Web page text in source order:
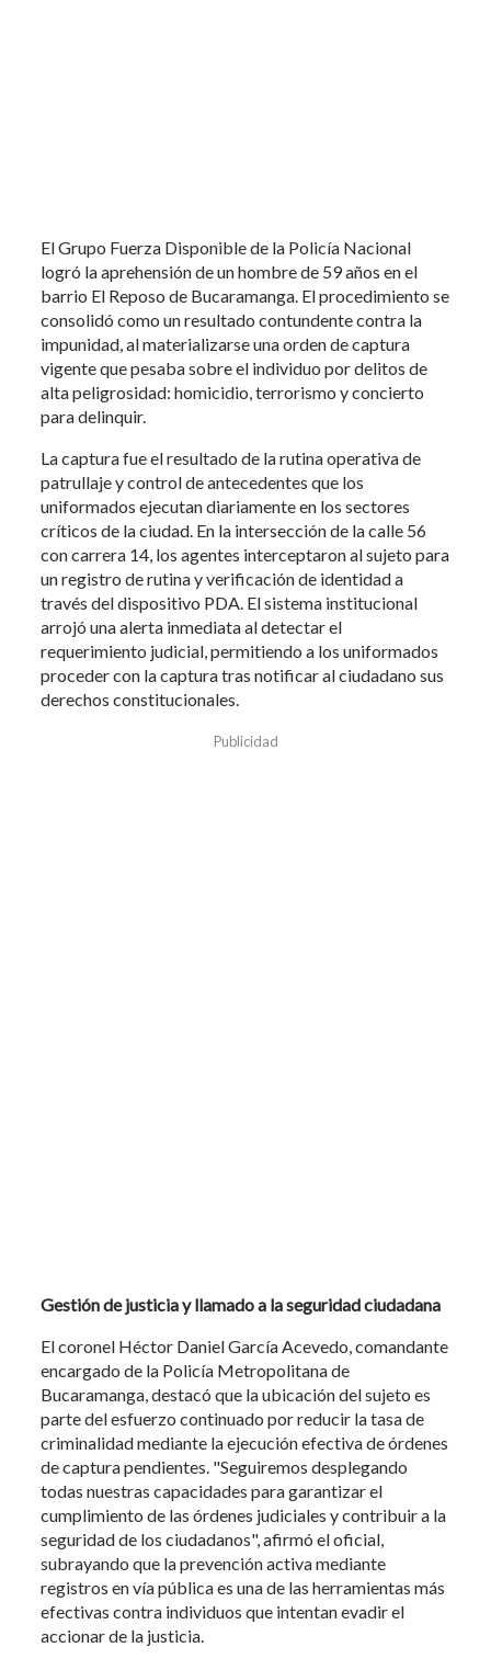
El Grupo Fuerza Disponible de la Policía Nacional
logró la aprehensión de un hombre de 59 años en el
barrio El Reposo de Bucaramanga. El procedimiento se
consolidó como un resultado contundente contra la
impunidad, al materializarse una orden de captura
vigente que pesaba sobre el individuo por delitos de
alta peligrosidad: homicidio, terrorismo y concierto
para delinquir.
La captura fue el resultado de la rutina operativa de
patrullaje y control de antecedentes que los
uniformados ejecutan diariamente en los sectores
críticos de la ciudad. En la intersección de la calle 56
con carrera 14, los agentes interceptaron al sujeto para
un registro de rutina y verificación de identidad a
través del dispositivo PDA. El sistema institucional
arrojó una alerta inmediata al detectar el
requerimiento judicial, permitiendo a los uniformados
proceder con la captura tras notificar al ciudadano sus
derechos constitucionales.
Publicidad
Gestión de justicia y llamado a la seguridad ciudadana
El coronel Héctor Daniel García Acevedo, comandante
encargado de la Policía Metropolitana de
Bucaramanga, destacó que la ubicación del sujeto es
parte del esfuerzo continuado por reducir la tasa de
criminalidad mediante la ejecución efectiva de órdenes
de captura pendientes. "Seguiremos desplegando
todas nuestras capacidades para garantizar el
cumplimiento de las órdenes judiciales y contribuir a la
seguridad de los ciudadanos", afirmó el oficial,
subrayando que la prevención activa mediante
registros en vía pública es una de las herramientas más
efectivas contra individuos que intentan evadir el
accionar de la justicia.